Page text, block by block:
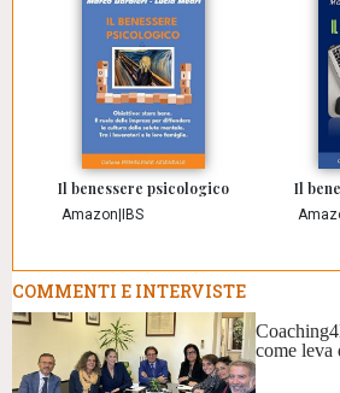
Il benessere psicologico
Amazon IBS
Il
COMMENTI E INTERVISTE
come leva